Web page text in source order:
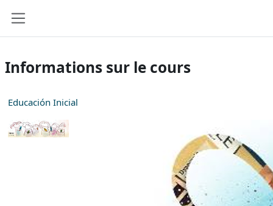
Informations sur le cours
Educación Inicial